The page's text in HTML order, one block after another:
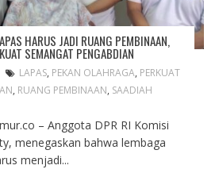
HARUS JADI RUANG PEMBINAAN,
SEMANGAT PENGABDIAN
LAPAS, PEKAN OLAHRAGA, PERKUAT
, RUANG PEMBINAAN, SAADIAH
– Anggota DPR RI Komisi
menegaskan bahwa lembaga
menjadi...